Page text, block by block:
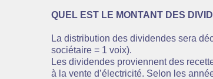
QUEL EST LE MONTANT DES
La distribution des dividendes sera
sociétaire = 1 voix).
Les dividendes proviennent des
à la vente d’électricité. Selon les